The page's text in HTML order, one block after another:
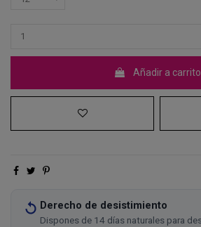
Añadir a carrito
Derecho de desistimiento
Dispones de 14 días naturales para